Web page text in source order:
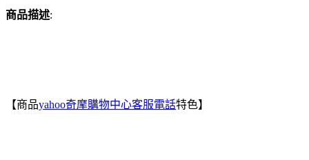
商品描述:
【商品yahoo奇摩購物中心客服電話特色】